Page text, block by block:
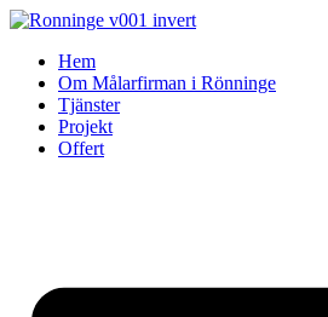
Skip
contentHem
Om Målarfirman i Rönninge
Tjänster
Projekt
Offert